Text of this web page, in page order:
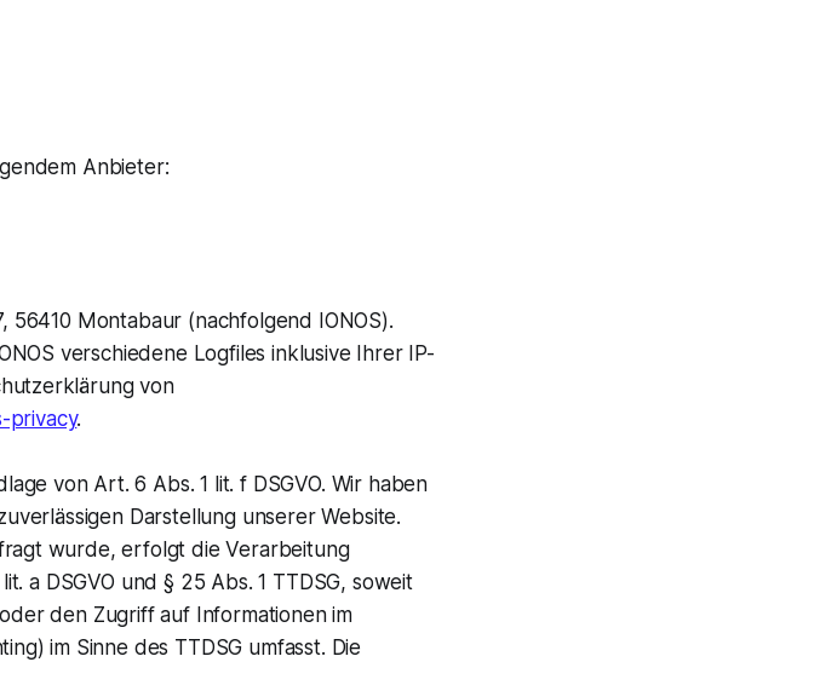
Anbieter:
56410 Montabaur (nachfolgend IONOS).
verschiedene Logfiles inklusive Ihrer IP-
von
privacy.
von Art. 6 Abs. 1 lit. f DSGVO. Wir haben
Darstellung unserer Website.
wurde, erfolgt die Verarbeitung
a DSGVO und § 25 Abs. 1 TTDSG, soweit
den Zugriff auf Informationen im
im Sinne des TTDSG umfasst. Die